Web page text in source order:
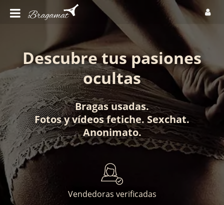
Descubre tus pasiones
ocultas
Bragas usadas.
Fotosyvídeos fetiche. Sexchat.
Anonimato.
Vendedoras verificadas